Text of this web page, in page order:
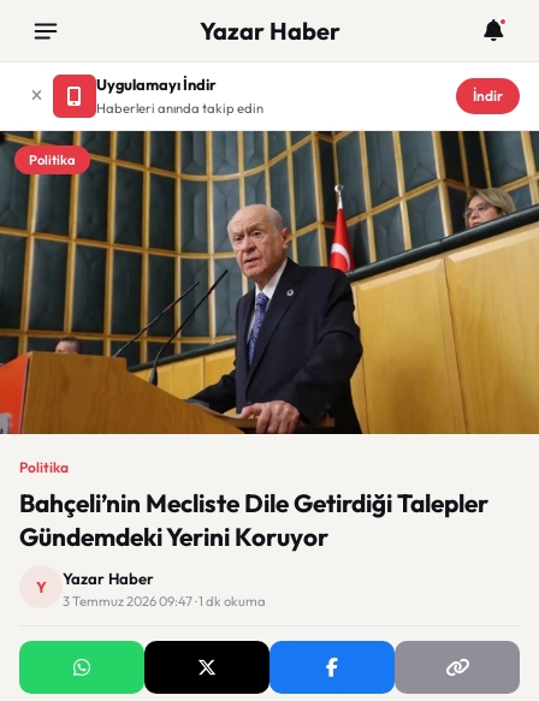
Yazar Haber
Uygulamayı İndir
Haberleri anında takip edin
İndir
Politika
Politika
Bahçeli’nin Mecliste Dile Getirdiği Talepler
Gündemdeki Yerini Koruyor
Y Yazar Haber
3 Temmuz 2026 09:47 · 1 dk okuma